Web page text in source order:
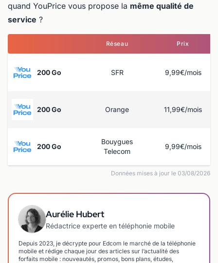
quand YouPrice vous propose la même qualité de
service ?
Réseau Prix
200 Go SFR 9,99€/mois
200 Go Orange 11,99€/mois
200 Go
Bouygues
Telecom
9,99€/mois
Données mises à jour le 03/08/2026
Aurélie Hubert
Rédactrice experte en téléphonie mobile
Depuis 2023, je décrypte pour Edcom le marché de la téléphonie
mobile et rédige chaque jour des articles sur l’actualité des
forfaits mobile : nouveautés, promos, bons plans, études,